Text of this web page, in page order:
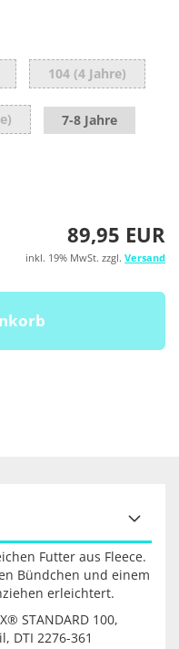
104 (4 Jahre)
7-8 Jahre
89,95 EUR
inkl. 19% MwSt. zzgl. Versand
Futter aus Fleece.
Bündchen und einem
erleichtert.
STANDARD 100,
DTI 2276-361